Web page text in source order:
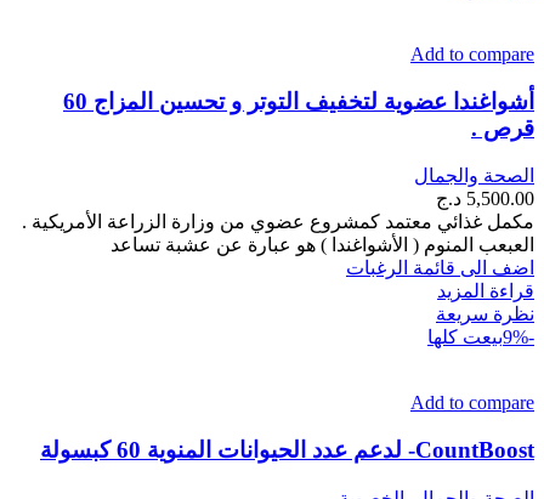
يمكن
المنتج
Add to compare
أشواغندا عضوية لتخفيف التوتر و تحسين المزاج 60
قرص .
الصحة والجمال
5,500.00 د.ج
مكمل غذائي معتمد كمشروع عضوي من وزارة الزراعة الأمريكية .
العبعب المنوم ( الأشواغندا ) هو عبارة عن عشبة تساعد
اضف الى قائمة الرغبات
قراءة المزيد
نظرة سريعة
-9%
بيعت كلها
Add to compare
CountBoost- لدعم عدد الحيوانات المنوية 60 كبسولة